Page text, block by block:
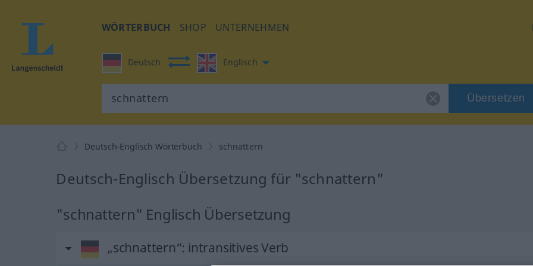
WÖRTERBUCH SHOP UNTERNEHMEN
Deutsch Englisch
Übersetzen
Deutsch-Englisch Wörterbuch schnattern
Deutsch-Englisch Übersetzung für "schnattern"
"schnattern" Englisch Übersetzung
„schnattern“: intransitives Verb